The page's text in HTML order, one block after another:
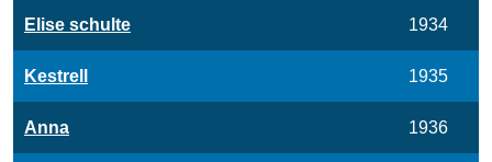
Elise schulte 1934
Kestrell 1935
Anna 1936